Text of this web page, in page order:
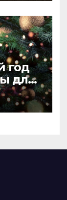
год
для